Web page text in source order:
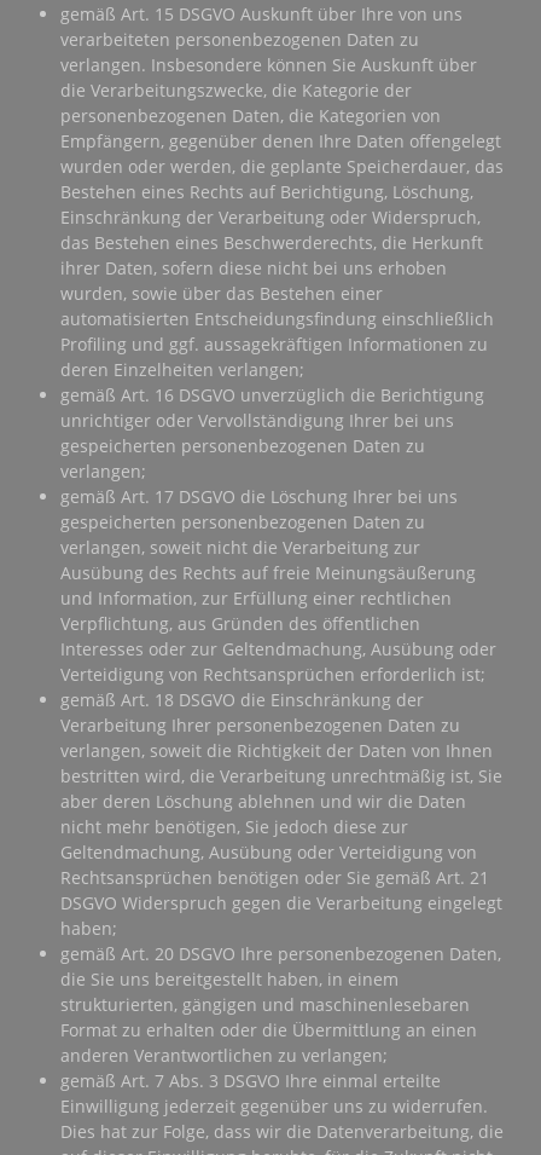
gemäß Art. 15 DSGVO Auskunft über Ihre von uns
verarbeiteten personenbezogenen Daten zu
verlangen. Insbesondere können Sie Auskunft über
die Verarbeitungszwecke, die Kategorie der
personenbezogenen Daten, die Kategorien von
Empfängern, gegenüber denen Ihre Daten offengelegt
wurden oder werden, die geplante Speicherdauer, das
Bestehen eines Rechts auf Berichtigung, Löschung,
Einschränkung der Verarbeitung oder Widerspruch,
das Bestehen eines Beschwerderechts, die Herkunft
ihrer Daten, sofern diese nicht bei uns erhoben
wurden, sowie über das Bestehen einer
automatisierten Entscheidungsfindung einschließlich
Profiling und ggf. aussagekräftigen Informationen zu
deren Einzelheiten verlangen;
gemäß Art. 16 DSGVO unverzüglich die Berichtigung
unrichtiger oder Vervollständigung Ihrer bei uns
gespeicherten personenbezogenen Daten zu
verlangen;
gemäß Art. 17 DSGVO die Löschung Ihrer bei uns
gespeicherten personenbezogenen Daten zu
verlangen, soweit nicht die Verarbeitung zur
Ausübung des Rechts auf freie Meinungsäußerung
und Information, zur Erfüllung einer rechtlichen
Verpflichtung, aus Gründen des öffentlichen
Interesses oder zur Geltendmachung, Ausübung oder
Verteidigung von Rechtsansprüchen erforderlich ist;
gemäß Art. 18 DSGVO die Einschränkung der
Verarbeitung Ihrer personenbezogenen Daten zu
verlangen, soweit die Richtigkeit der Daten von Ihnen
bestritten wird, die Verarbeitung unrechtmäßig ist, Sie
aber deren Löschung ablehnen und wir die Daten
nicht mehr benötigen, Sie jedoch diese zur
Geltendmachung, Ausübung oder Verteidigung von
Rechtsansprüchen benötigen oder Sie gemäß Art. 21
DSGVO Widerspruch gegen die Verarbeitung eingelegt
haben;
gemäß Art. 20 DSGVO Ihre personenbezogenen Daten,
die Sie uns bereitgestellt haben, in einem
strukturierten, gängigen und maschinenlesebaren
Format zu erhalten oder die Übermittlung an einen
anderen Verantwortlichen zu verlangen;
gemäß Art. 7 Abs. 3 DSGVO Ihre einmal erteilte
Einwilligung jederzeit gegenüber uns zu widerrufen.
Dies hat zur Folge, dass wir die Datenverarbeitung, die